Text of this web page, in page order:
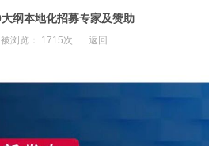
纲本地化招募专家及赞助
被浏览： 1715次 返回